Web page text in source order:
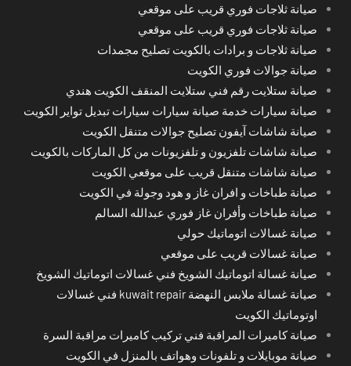
صيانة ثلاجات فوري قريب على موقعي
صيانة ثلاجات فوري قريب على موقعي
صيانة ثلاجات و برادات بالكويت تصليح مجمدات
صيانة جوالات فوري الكويت
صيانة ستلايت رقم فني ستلايت المنقف الكويت هندي
صيانة سيارات خدمة صيانة سيارات سيارات تبديل تواير الكويت
صيانة شاشات آيفون تصليح جوالات متنقل الكويت
صيانة شاشات تلفزيون و تلفزيونات من كل الماركات بالكويت
صيانة شاشات متنقل قريب على موقعي الكويت
صيانة طباخات و افران غاز و هود وجولة في الكويت
صيانة طباخات وأفران غاز فوري عبدالله السالم
صيانة غسالات اتوماتيك حولي
صيانة غسالات قريب على موقعي
صيانة غسالة اتوماتيك الشويخ فني غسالات اتوماتيك الشويخ
صيانة غسالة ملابس النهضة kuwait repair فني غسالات
اوتوماتيك الكويت
صيانة كاميرات المراقبة فني تركيب كاميرات مراقبة السرة
صيانة موبايلات و تلفونات وهواتف بالمنزل في الكويت